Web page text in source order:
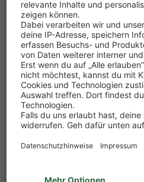
2015
CHÂTEAU FAUGERES
Château Faugères
0.75 l(72,00 €/1l) *
54,00 €
IN DEN WARENKORB
Lebensmittelhinweise